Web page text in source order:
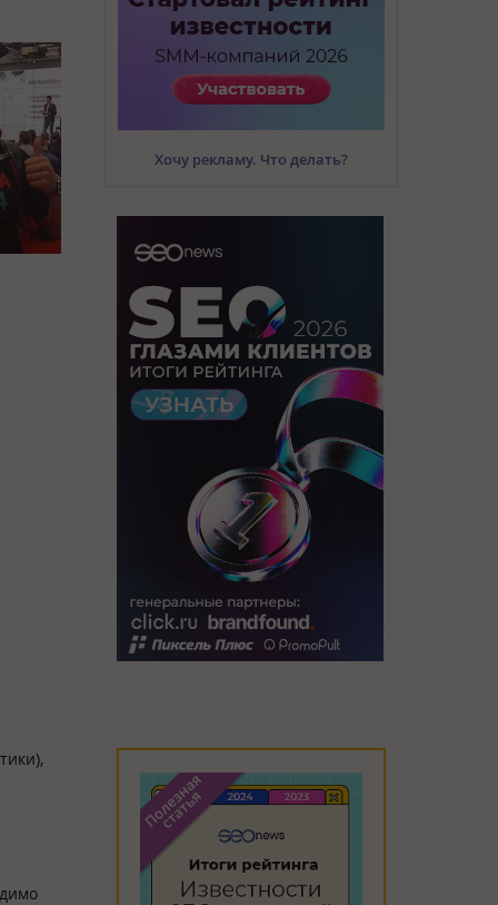
Хочу рекламу. Что делать?